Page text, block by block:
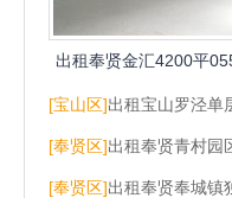
出租奉贤金汇4200平
每平配3吨货梯
[宝山区]出租宝山罗泾单
[奉贤区]出租奉贤青村园
[奉贤区]出租奉贤奉城镇